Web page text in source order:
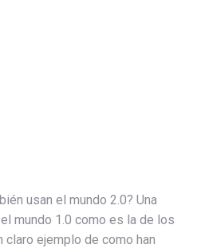
usan el mundo 2.0? Una
mundo 1.0 como es la de los
ejemplo de como han